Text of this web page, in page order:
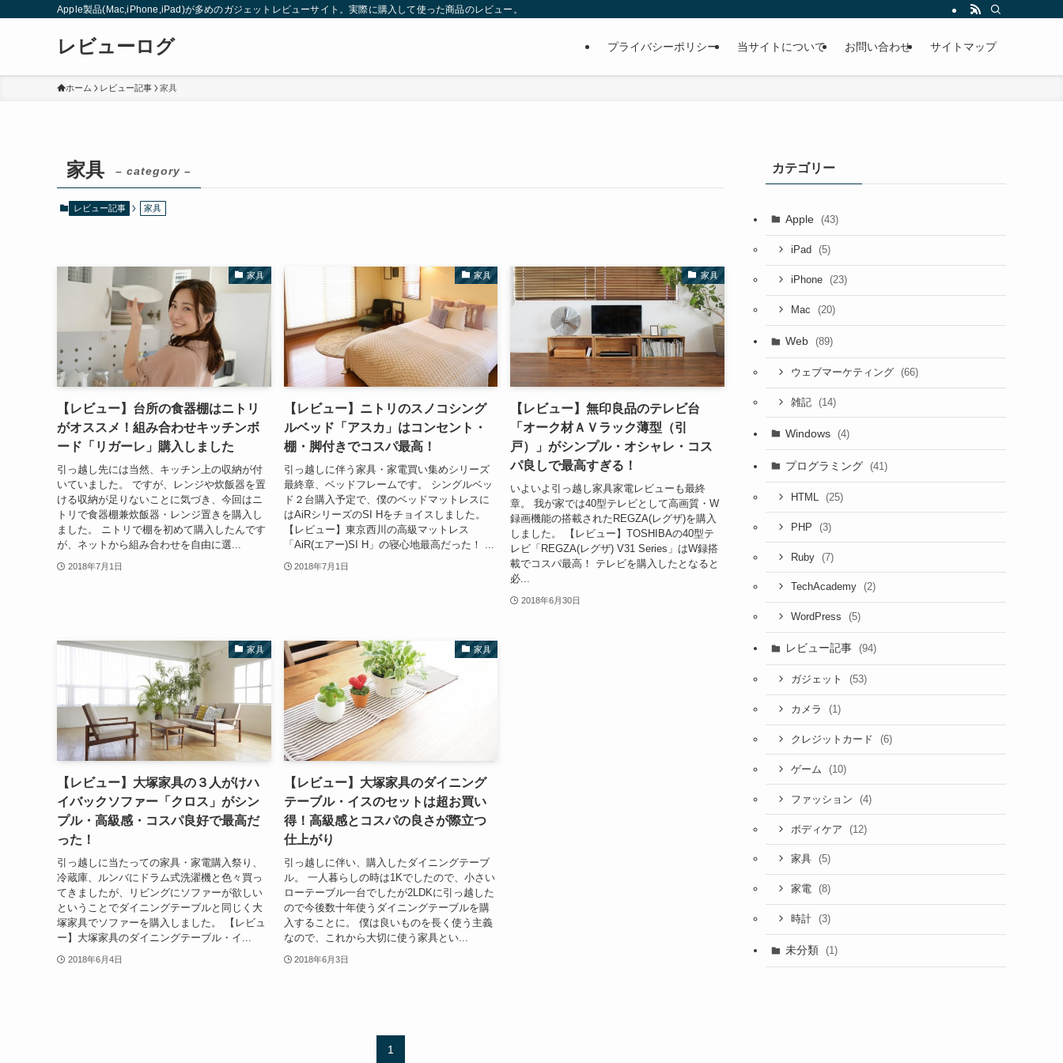
Apple製品(Mac,iPhone,iPad)が多めのガジェットレビューサイト。実際に購入して使った商品のレビュー。
レビューログ プライバシーポリシー 当サイトについて お問い合わせ サイトマップ
ホーム レビュー記事 家具
家具 – category –
レビュー記事 家具
家具
【レビュー】台所の食器棚はニトリ
がオススメ！組み合わせキッチンボ
ード「リガーレ」購入しました
引っ越し先には当然、キッチン上の収納が付
いていました。 ですが、レンジや炊飯器を置
ける収納が足りないことに気づき、今回はニ
トリで食器棚兼炊飯器・レンジ置きを購入し
ました。 ニトリで棚を初めて購入したんです
が、ネットから組み合わせを自由に選...
2018年7月1日
家具
【レビュー】ニトリのスノコシング
ルベッド「アスカ」はコンセント・
棚・脚付きでコスパ最高！
引っ越しに伴う家具・家電買い集めシリーズ
最終章、ベッドフレームです。 シングルベッ
ド２台購入予定で、僕のベッドマットレスに
はAiRシリーズのSI Hをチョイスしました。
【レビュー】東京西川の高級マットレス
「AiR(エアー)SI H」の寝心地最高だった！ ...
2018年7月1日
家具
【レビュー】無印良品のテレビ台
「オーク材ＡＶラック薄型（引
戸）」がシンプル・オシャレ・コス
パ良しで最高すぎる！
いよいよ引っ越し家具家電レビューも最終
章。 我が家では40型テレビとして高画質・W
録画機能の搭載されたREGZA(レグザ)を購入
しました。 【レビュー】TOSHIBAの40型テ
レビ「REGZA(レグザ) V31 Series」はW録搭
載でコスパ最高！ テレビを購入したとなると
必...
2018年6月30日
家具
【レビュー】大塚家具の３人がけハ
イバックソファー「クロス」がシン
プル・高級感・コスパ良好で最高だ
った！
引っ越しに当たっての家具・家電購入祭り、
冷蔵庫、ルンバにドラム式洗濯機と色々買っ
てきましたが、リビングにソファーが欲しい
ということでダイニングテーブルと同じく大
塚家具でソファーを購入しました。 【レビュ
ー】大塚家具のダイニングテーブル・イ...
2018年6月4日
家具
【レビュー】大塚家具のダイニング
テーブル・イスのセットは超お買い
得！高級感とコスパの良さが際立つ
仕上がり
引っ越しに伴い、購入したダイニングテーブ
ル。 一人暮らしの時は1Kでしたので、小さい
ローテーブル一台でしたが2LDKに引っ越した
ので今後数十年使うダイニングテーブルを購
入することに。 僕は良いものを長く使う主義
なので、これから大切に使う家具とい...
2018年6月3日
1
カテゴリー
Apple (43)
iPad (5)
iPhone (23)
Mac (20)
Web (89)
ウェブマーケティング (66)
雑記 (14)
Windows (4)
プログラミング (41)
HTML (25)
PHP (3)
Ruby (7)
TechAcademy (2)
WordPress (5)
レビュー記事 (94)
ガジェット (53)
カメラ (1)
クレジットカード (6)
ゲーム (10)
ファッション (4)
ボディケア (12)
家具 (5)
家電 (8)
時計 (3)
未分類 (1)